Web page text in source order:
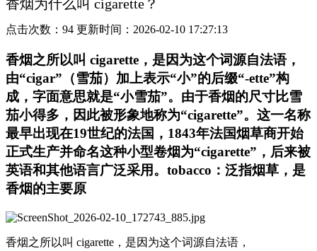
香烟为什么叫 ‌cigarette‌？
点击次数： 94 更新时间：2026-02-10 17:27:13
香烟之所以叫 ‌cigarette‌，是因为这个词源自法语，
由“cigar”（雪茄）加上表示“小”的后缀“-ette”构
成，字面意思就是“小雪茄”。由于香烟的尺寸比雪
茄小得多，因此被形象地称为“cigarette”。这一名称
最早出现在19世纪的法国，1843年法国烟草商开始
正式生产并命名这种小型卷烟为“cigarette”，后来被
英语和其他语言广泛采用。‌tobacco‌：泛指烟草，是
香烟的主要原
香烟之所以叫 ‌cigarette‌，是因为这个词源自法语，